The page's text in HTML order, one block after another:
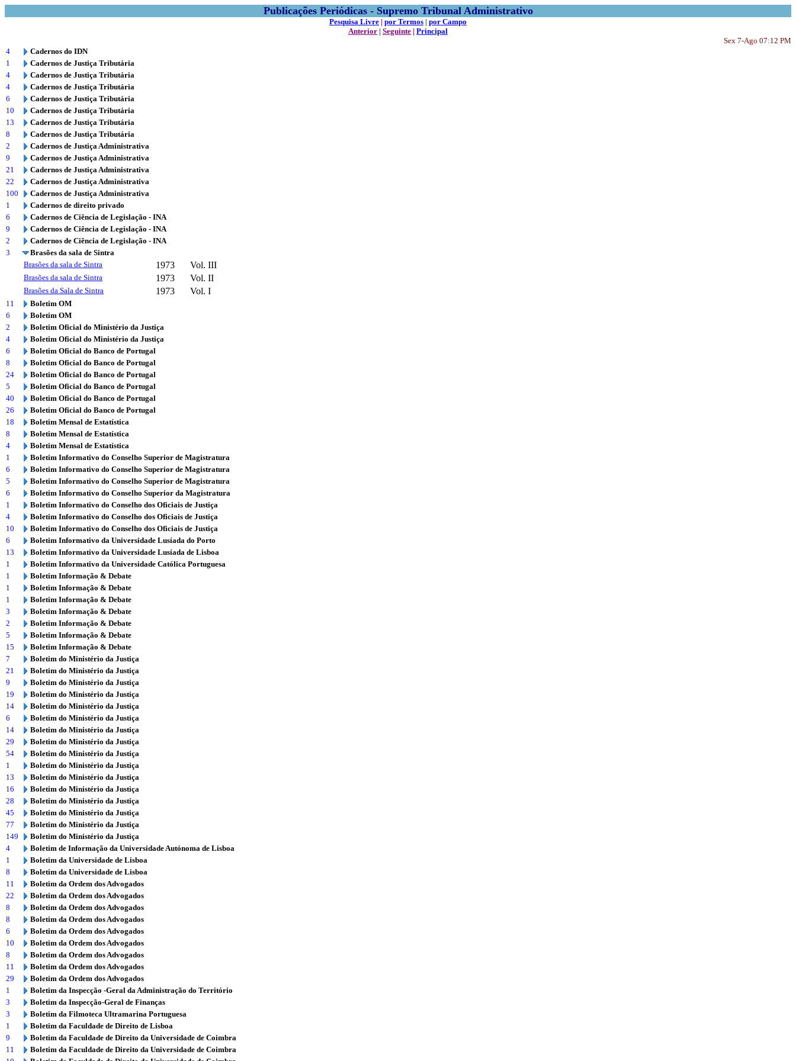
Publicações Periódicas - Supremo Tribunal Administrativo
Pesquisa Livre | por Termos | por Campo
Anterior | Seguinte | Principal
Sex 7-Ago 07:12 PM
4
Cadernos do IDN
1
Cadernos de Justiça Tributária
4
Cadernos de Justiça Tributária
4
Cadernos de Justiça Tributária
6
Cadernos de Justiça Tributária
10
Cadernos de Justiça Tributária
13
Cadernos de Justiça Tributária
8
Cadernos de Justiça Tributária
2
Cadernos de Justiça Administrativa
9
Cadernos de Justiça Administrativa
21
Cadernos de Justiça Administrativa
22
Cadernos de Justiça Administrativa
100
Cadernos de Justiça Administrativa
1
Cadernos de direito privado
6
Cadernos de Ciência de Legislação - INA
9
Cadernos de Ciência de Legislação - INA
2
Cadernos de Ciência de Legislação - INA
3
Brasões da sala de Sintra
Brasões da sala de Sintra
1973 Vol. III
Brasões da sala de Sintra 1973 Vol. II
Brasões da Sala de Sintra 1973 Vol. I
11
Boletim OM
6
Boletim OM
2
Boletim Oficial do Ministério da Justiça
4
Boletim Oficial do Ministério da Justiça
6
Boletim Oficial do Banco de Portugal
8
Boletim Oficial do Banco de Portugal
24
Boletim Oficial do Banco de Portugal
5
Boletim Oficial do Banco de Portugal
40
Boletim Oficial do Banco de Portugal
26
Boletim Oficial do Banco de Portugal
18
Boletim Mensal de Estatística
8
Boletim Mensal de Estatística
4
Boletim Mensal de Estatística
1
Boletim Informativo do Conselho Superior de Magistratura
6
Boletim Informativo do Conselho Superior de Magistratura
5
Boletim Informativo do Conselho Superior de Magistratura
6
Boletim Informativo do Conselho Superior da Magistratura
1
Boletim Informativo do Conselho dos Oficiais de Justiça
4
Boletim Informativo do Conselho dos Oficiais de Justiça
10
Boletim Informativo do Conselho dos Oficiais de Justiça
6
Boletim Informativo da Universidade Lusíada do Porto
13
Boletim Informativo da Universidade Lusíada de Lisboa
1
Boletim Informativo da Universidade Católica Portuguesa
1
Boletim Informação & Debate
1
Boletim Informação & Debate
1
Boletim Informação & Debate
3
Boletim Informação & Debate
2
Boletim Informação & Debate
5
Boletim Informação & Debate
15
Boletim Informação & Debate
7
Boletim do Ministério da Justiça
21
Boletim do Ministério da Justiça
9
Boletim do Ministério da Justiça
19
Boletim do Ministério da Justiça
14
Boletim do Ministério da Justiça
6
Boletim do Ministério da Justiça
14
Boletim do Ministério da Justiça
29
Boletim do Ministério da Justiça
54
Boletim do Ministério da Justiça
1
Boletim do Ministério da Justiça
13
Boletim do Ministério da Justiça
16
Boletim do Ministério da Justiça
28
Boletim do Ministério da Justiça
45
Boletim do Ministério da Justiça
77
Boletim do Ministério da Justiça
149
Boletim do Ministério da Justiça
4
Boletim de Informação da Universidade Autónoma de Lisboa
1
Boletim da Universidade de Lisboa
8
Boletim da Universidade de Lisboa
11
Boletim da Ordem dos Advogados
22
Boletim da Ordem dos Advogados
8
Boletim da Ordem dos Advogados
8
Boletim da Ordem dos Advogados
6
Boletim da Ordem dos Advogados
10
Boletim da Ordem dos Advogados
8
Boletim da Ordem dos Advogados
11
Boletim da Ordem dos Advogados
29
Boletim da Ordem dos Advogados
1
Boletim da Inspecção -Geral da Administração do Território
3
Boletim da Inspecção-Geral de Finanças
3
Boletim da Filmoteca Ultramarina Portuguesa
1
Boletim da Faculdade de Direito de Lisboa
9
Boletim da Faculdade de Direito da Universidade de Coimbra
11
Boletim da Faculdade de Direito da Universidade de Coimbra